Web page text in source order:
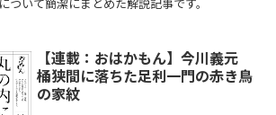
【連載：おはかもん】今川義元
桶狭間に落ちた足利一門の赤き鳥
の家紋